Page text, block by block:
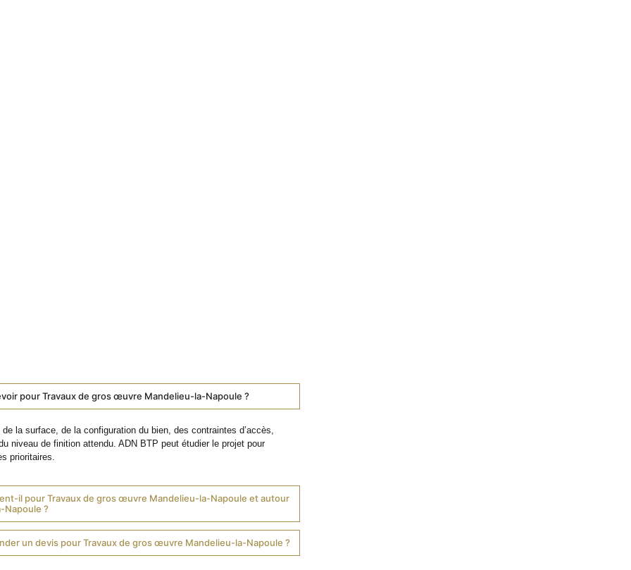
pour Travaux de gros œuvre Mandelieu-la-Napoule ?
de la surface, de la configuration du bien, des contraintes d’accès,
niveau de finition attendu. ADN BTP peut étudier le projet pour
prioritaires.
il pour Travaux de gros œuvre Mandelieu-la-Napoule et autour
Napoule ?
un devis pour Travaux de gros œuvre Mandelieu-la-Napoule ?